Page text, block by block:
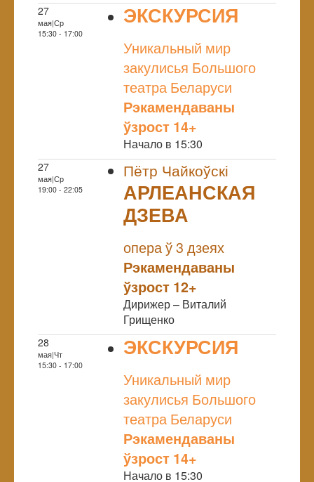
27
мая|Ср
15:30 - 17:00
ЭКСКУРСИЯ
Уникальный мир
закулисья Большого
театра Беларуси
Рэкамендаваны
ўзрост 14+
Начало в 15:30
27
мая|Ср
19:00 - 22:05
Пётр Чайкоўскі
АРЛЕАНСКАЯ
ДЗЕВА
опера ў 3 дзеях
Рэкамендаваны
ўзрост 12+
Дирижер – Виталий
Грищенко
28
мая|Чт
15:30 - 17:00
ЭКСКУРСИЯ
Уникальный мир
закулисья Большого
театра Беларуси
Рэкамендаваны
ўзрост 14+
Начало в 15:30